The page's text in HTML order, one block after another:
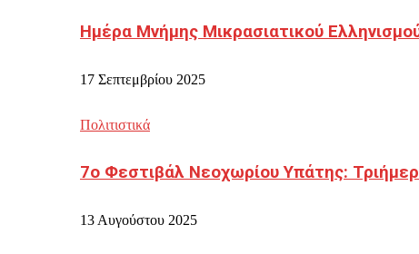
Ημέρα Μνήμης Μικρασιατικού
17 Σεπτεμβρίου 2025
Πολιτιστικά
7ο Φεστιβάλ Νεοχωρίου Υπάτης:
13 Αυγούστου 2025